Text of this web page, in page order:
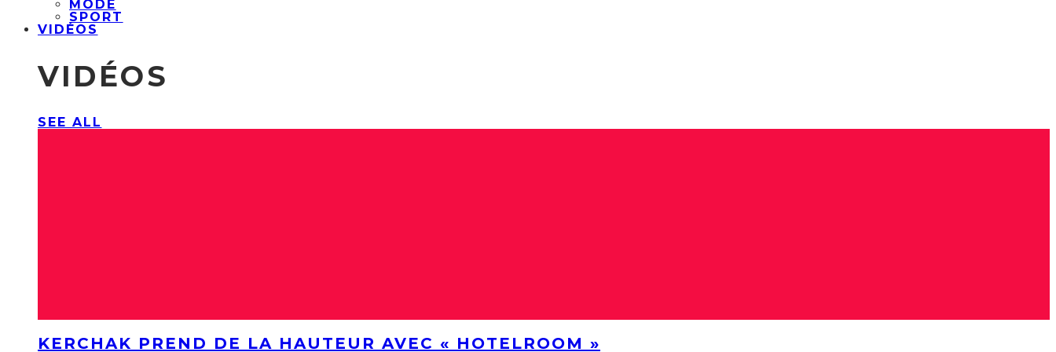
MODE
SPORT
VIDÉOS
VIDÉOS
SEE ALL
KERCHAK PREND DE LA HAUTEUR AVEC « HOTELROOM »